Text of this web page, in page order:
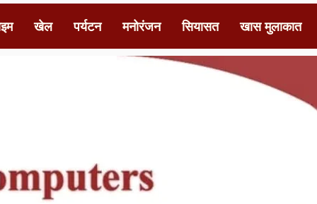
खेल पर्यटन मनोरंजन सियासत खास मुलाकात